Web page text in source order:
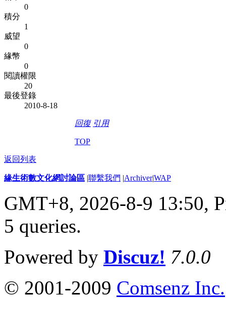
0
積分
1
威望
0
緣幣
0
閱讀權限
20
最後登錄
2010-8-18
回復 引用
TOP
返回列表
緣生術數文化網討論區 |聯繫我們 |Archiver|WAP
GMT+8, 2026-8-9 13:50,
5 queries.
Powered by Discuz! 7.0.0
© 2001-2009 Comsenz Inc.